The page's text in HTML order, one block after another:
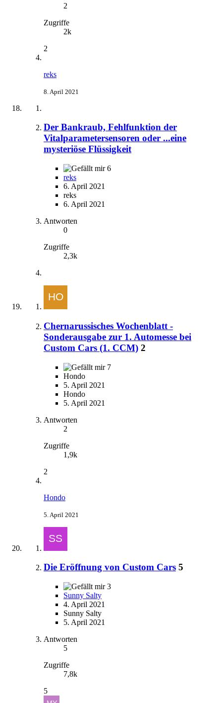
2
Zugriffe
2k
2
reks
8. April 2021
Der Bankraub, Fehlfunktion der
Vitalparametersensoren oder ...eine
mysteriöse Flüssigkeit
6
reks
6. April 2021
reks
6. April 2021
Antworten
0
Zugriffe
2,3k
Chernarussisches Wochenblatt -
Sonderausgabe zur 1. Automesse bei
Custom Cars (1. CCM) 2
7
Hondo
5. April 2021
Hondo
5. April 2021
Antworten
2
Zugriffe
1,9k
2
Hondo
5. April 2021
Die Eröffnung von Custom Cars 5
3
Sunny Salty
4. April 2021
Sunny Salty
5. April 2021
Antworten
5
Zugriffe
7,8k
5